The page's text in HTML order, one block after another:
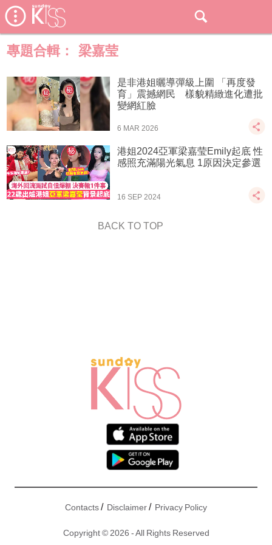
專題合輯： 梁嘉莹
是非港姐曬導彈級上圍 「再度發
育」震撼網民 樣貌精緻進化遭批
變網紅臉
6 MAR 2026
港姐2024亞軍梁嘉莹Emily起底 性
感照充滿陽光氣息 1原 因決定參選
16 SEP 2024
BACK TO TOP
Contacts/ Disclaimer/ Privacy Policy
Copyright © 2026 - All Rights Reserved